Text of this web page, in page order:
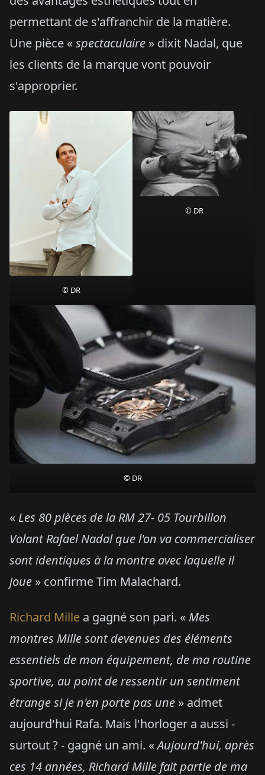
permettant de s'affranchir de la matière.
Une pièce «spectaculaire » dixit Nadal, que
les clients de la marque vont pouvoir
s'approprier.
© DR
© DR
© DR
« Les 80 pièces de la RM 27- 05 Tourbillon
Volant Rafael Nadal que l'on va commercialiser
sont identiques à la montre avec laquelle il
joue » confirme Tim Malachard.
Richard Mille a gagné son pari. « Mes
montres Mille sont devenues des éléments
essentiels de mon équipement, de ma routine
sportive, au point de ressentir un sentiment
étrange si je n'en porte pas une » admet
aujourd'hui Rafa. Mais l'horloger a aussi -
surtout ? - gagné un ami. «Aujourd'hui, après
ces 14 années, Richard Mille fait partie de ma